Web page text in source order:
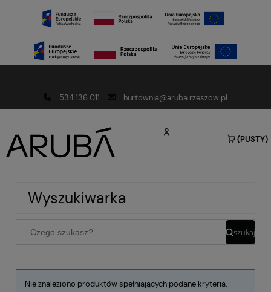
534 136 011
hurtownia@aruba.rzeszow.pl
(PUSTY)
Wyszukiwarka
szukaj
Nie znaleziono produktów spełniających podane kryteria.